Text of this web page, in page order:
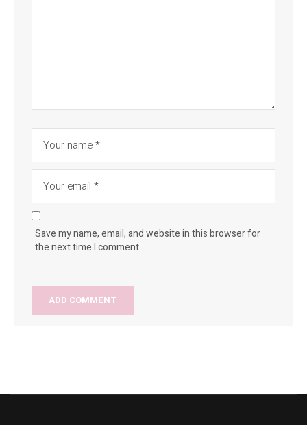
Save my name, email, and website in this browser for
the next time I comment.